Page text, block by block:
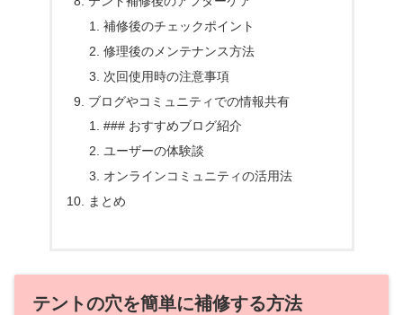
補修後のチェックポイント
修理後のメンテナンス方法
次回使用時の注意事項
ブログやコミュニティでの情報共有
### おすすめブログ紹介
ユーザーの体験談
オンラインコミュニティの活用法
まとめ
テントの穴を簡単に補修する方法